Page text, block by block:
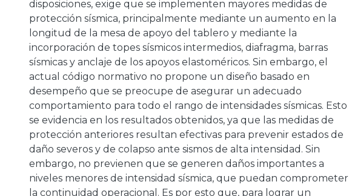
disposiciones, exige que se implementen mayores medidas de
protección sísmica, principalmente mediante un aumento en la
longitud de la mesa de apoyo del tablero y mediante la
incorporación de topes sísmicos intermedios, diafragma, barras
sísmicas y anclaje de los apoyos elastoméricos. Sin embargo, el
actual código normativo no propone un diseño basado en
desempeño que se preocupe de asegurar un adecuado
comportamiento para todo el rango de intensidades sísmicas. Esto
se evidencia en los resultados obtenidos, ya que las medidas de
protección anteriores resultan efectivas para prevenir estados de
daño severos y de colapso ante sismos de alta intensidad. Sin
embargo, no previenen que se generen daños importantes a
niveles menores de intensidad sísmica, que puedan comprometer
la continuidad operacional. Es por esto que, para lograr un